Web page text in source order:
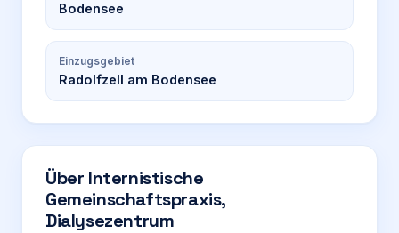
Bodensee
Einzugsgebiet
Radolfzell am Bodensee
Über Internistische
Gemeinschaftspraxis,
Dialysezentrum